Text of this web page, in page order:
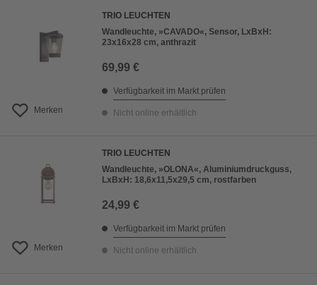
Merken
TRIO LEUCHTEN
Wandleuchte, »CAVADO«, Sensor, LxBxH:
23x16x28 cm, anthrazit
69,99 €
Verfügbarkeit im Markt prüfen
Nicht online erhältlich
Merken
TRIO LEUCHTEN
Wandleuchte, »OLONA«, Aluminiumdruckguss,
LxBxH: 18,6x11,5x29,5 cm, rostfarben
24,99 €
Verfügbarkeit im Markt prüfen
Nicht online erhältlich